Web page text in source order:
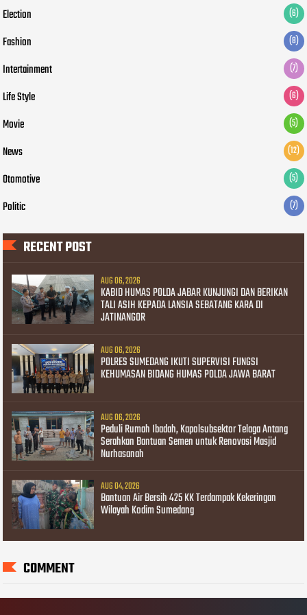
Election (6)
Fashion (8)
Intertainment (7)
Life Style (6)
Movie (5)
News (12)
Otomotive (5)
Politic (7)
RECENT POST
AUG 06, 2026
KABID HUMAS POLDA JABAR KUNJUNGI DAN BERIKAN
TALI ASIH KEPADA LANSIA SEBATANG KARA DI
JATINANGOR
AUG 06, 2026
POLRES SUMEDANG IKUTI SUPERVISI FUNGSI
KEHUMASAN BIDANG HUMAS POLDA JAWA BARAT
AUG 06, 2026
Peduli Rumah Ibadah, Kapolsubsektor Telaga Antang
Serahkan Bantuan Semen untuk Renovasi Masjid
Nurhasanah
AUG 04, 2026
Bantuan Air Bersih 425 KK Terdampak Kekeringan
Wilayah Kodim Sumedang
COMMENT